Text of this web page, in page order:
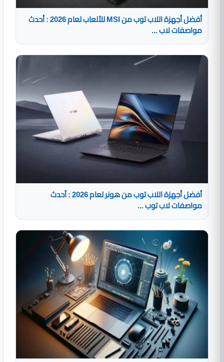
أفضل أجهزة اللاب توب من MSI للألعاب لعام 2026 : أحدث
مواصفات لاب ...
أفضل أجهزة اللاب توب من هونر لعام 2026 : أحدث
مواصفات لاب توب ...